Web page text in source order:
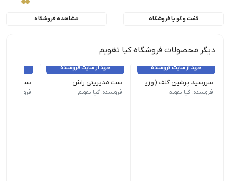
گفت و گو با فروشگاه مشاهده فروشگاه
دیگر محصولات فروشگاه کیا تقویم
خرید از سایت فروشنده
سررسید پرشین گلف (وزیری و رقعی)
سررسید وزیری و رقعی پرشین گلف با طراحی لوکس و قابلیت چاپ
فروشنده: کیا تقویم
خرید از سایت فروشنده
ست مدیریتی راش
ست راش با طراحی چوبی شامل
فروشنده: کیا تقویم
ست
ست ردپک
فروشنده: کیا